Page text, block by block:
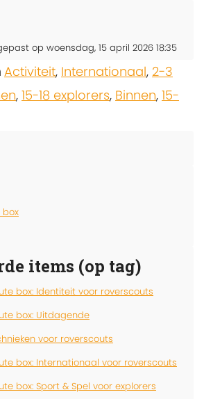
op woensdag, 15 april 2026 18:35
Activiteit, Internationaal, 2-3
, 15-18 explorers, Binnen, 15-
box
items (op tag)
box: Identiteit voor roverscouts
box: Uitdagende
voor roverscouts
box: Internationaal voor roverscouts
box: Sport & Spel voor explorers